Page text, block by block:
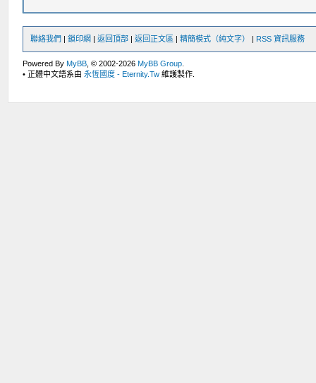
聯絡我們 |鎖印網 |返回頂部 |返回正文區 |精簡模式（純文字） | RSS 資訊服務
Powered ByMyBB , © 2002-2026MyBB Group
• 正體中文語系由永恆國度 - Eternity.Tw 維護製作.